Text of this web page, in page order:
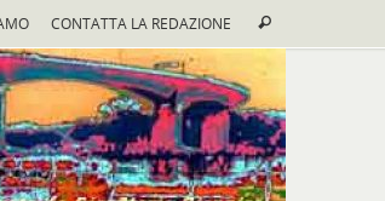
CONTATTA LA REDAZIONE Cerca